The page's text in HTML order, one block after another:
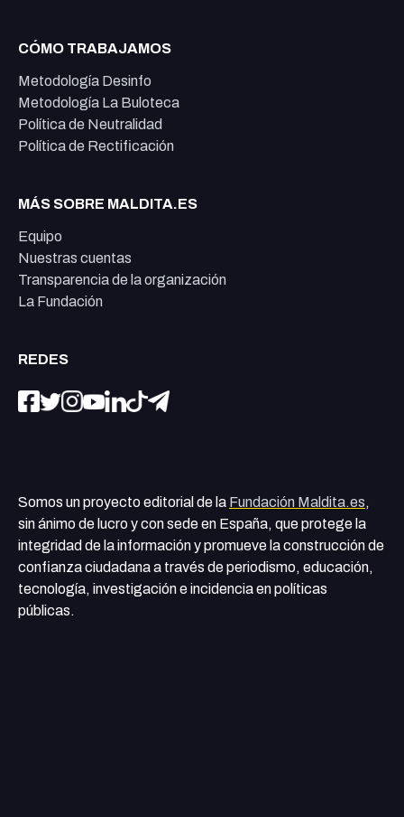
CÓMO TRABAJAMOS
Metodología Desinfo
Metodología La Buloteca
Política de Neutralidad
Política de Rectificación
MÁS SOBRE MALDITA.ES
Equipo
Nuestras cuentas
Transparencia de la organización
La Fundación
REDES
Somos un proyecto editorial de la Fundación Maldita.es,
sin ánimo de lucro y con sede en España, que protege la
integridad de la información y promueve la construcción de
confianza ciudadana a través de periodismo, educación,
tecnología, investigación e incidencia en políticas
públicas.